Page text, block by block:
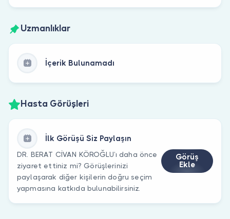
Uzmanlıklar
İçerik Bulunamadı
Hasta Görüşleri
İlk Görüşü Siz Paylaşın
DR. BERAT CİVAN KÖROĞLU’ı daha önce
ziyaret ettiniz mi? Görüşlerinizi
paylaşarak diğer kişilerin doğru seçim
yapmasına katkıda bulunabilirsiniz.
Görüş
Ekle